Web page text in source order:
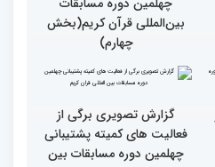
انس با قرآن در روابط
اجتماعی افراد تأثیرگذار است